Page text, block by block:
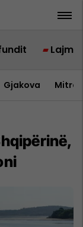
Lajme
Gjakova